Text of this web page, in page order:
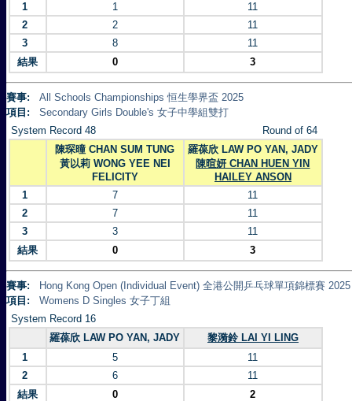
1
1
11
2
2
11
3
8
11
結果
0 3
賽事:
All Schools Championships 恒生學界盃 2025
項目:
Secondary Girls Double's 女子中學組雙打
System Record 48
Round of 64
陳琛曈 CHAN SUM TUNG
黃以莉 WONG YEE NEI
FELICITY
羅葆欣 LAW PO YAN, JADY
陳暄妍 CHAN HUEN YIN
HAILEY ANSON
1
7
11
2
7
11
3
3
11
結果
0 3
賽事:
Hong Kong Open (Individual Event) 全港公開乒乓球單項錦標賽 2025
項目:
Womens D Singles 女子丁組
System Record 16
羅葆欣 LAW PO YAN, JADY
黎漪鈴 LAI YI LING
1
5
11
2
6
11
結果
0 2